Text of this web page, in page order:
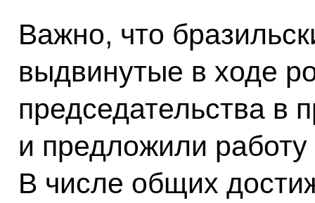
Важно, что
выдвинутые в ходе
председательства в
и предложили
В числе общих